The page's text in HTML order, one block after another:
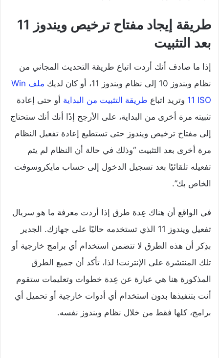
طريقة إيجاد مفتاح ترخيص ويندوز 11
بعد التثبيت
إذا ما صادف أنك أردت اتباع طريقة التحديث المجاني من
نظام ويندوز 10 إلى نظام ويندوز 11، أو كان لديك
ملف Win
11 ISO وتريد اتباع طريقة التثبيت من البداية أو حتى إعادة
تثبيته مرة أخرى من البداية، على الأرجح إذًا أنك أنك ستحتاج
إلى مفتاح ترخيص ويندوز حتى تستطيع إعادة تفعيل النظام
مرة أخرى بعد التثبيت “وذلك في حالة أن النظام لم يتم
تفعيله تلقائيًا بعد تسجيل الدخول إلى حساب مايكروسوفت
الخاص بك”.
في الواقع أن هناك عِدة طرق إذا أردت معرفة ما هو سريال
تفعيل ويندوز 11 الذي تستخدمه حاليًا على جهازك. الجدير
بذِكر أن هذه الطرق لا تتضمن استخدام أي برامج خارجية أو
تلك المنتشرة على الإنترنت! لذا، تأكد أن جميع الطرق
المذكورة هنا هي عبارة عن عِدة خطوات وتعليمات ستقوم
أنت بتنفيذها بدون استخدام أي أدوات خارجية أو تحميل أي
برامج، كلها فقط من خلال نظام ويندوز نفسه.